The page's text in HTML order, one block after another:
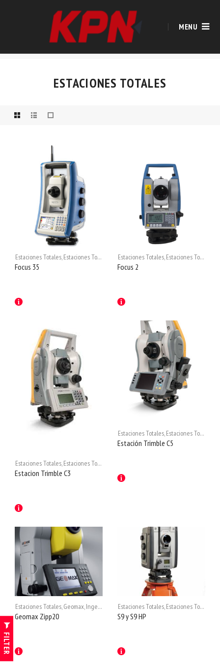
MENU
ESTACIONES TOTALES
Estaciones Totales,Estaciones Totales
Focus 35
Estaciones Totales,Estaciones Totales
Focus 2
Estaciones Totales,Estaciones Totales
Estacion Trimble C3
Estaciones Totales,Estaciones Totales
Estación Trimble C5
Estaciones Totales,Geomax,Ingeniería
Geomax Zipp20
Estaciones Totales,Estaciones Totales
S9 y S9 HP
FILTER